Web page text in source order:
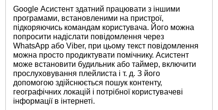
Google Асистент здатний працювати з іншими
програмами, встановленими на пристрої,
підкоряючись командам користувача. Його можна
попросити надіслати повідомлення через
WhatsApp або Viber, при цьому текст повідомлення
можна просто продиктувати помічнику. Асистент
може встановити будильник або таймер, включити
прослуховування плейлиста і т. д. З його
допомогою здійснюється пошук контенту,
географічних локацій і потрібної користувачеві
інформації в інтернеті.